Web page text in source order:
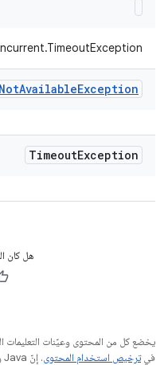
NotAvailableException
TimeoutException
هل كان
يخضع كل من المحتوى وعيّنات
فيترخيص استخدام المحتوى